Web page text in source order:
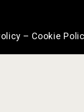
– Cookie